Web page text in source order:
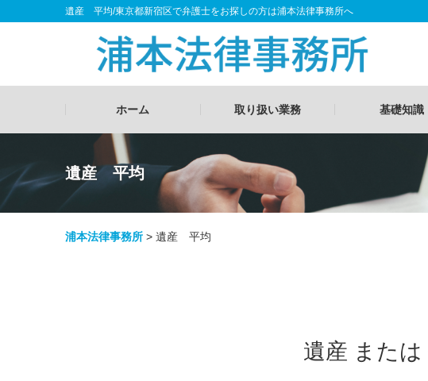
遺産 平均/東京都新宿区で弁護士をお探しの方は浦本法律事務所へ
ホーム 取り扱い業務 基礎知識
遺産 平均
浦本法律事務所 > 遺産 平均
遺産 また